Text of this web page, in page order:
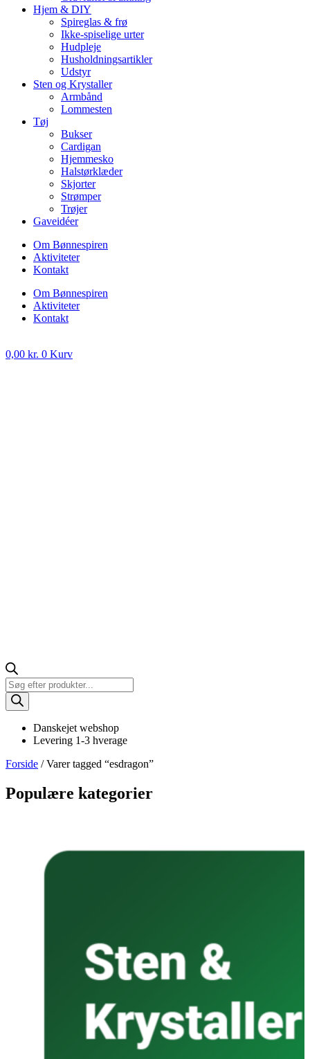
Hjem & DIY
Spireglas & frø
Ikke-spiselige urter
Hudpleje
Husholdningsartikler
Udstyr
Sten og Krystaller
Armbånd
Lommesten
Tøj
Bukser
Cardigan
Hjemmesko
Halstørklæder
Skjorter
Strømper
Trøjer
Gaveidéer
Om Bønnespiren
Aktiviteter
Kontakt
Om Bønnespiren
Aktiviteter
Kontakt
0,00 kr. 0 Kurv
Products
search
Danskejet webshop
Levering 1-3 hverage
Forside / Varer tagged “esdragon”
Populære kategorier